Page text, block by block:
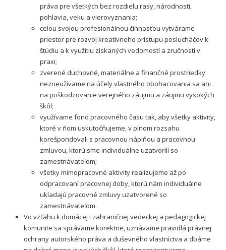
práva pre všetkých bez rozdielu rasy, národnosti,
pohlavia, veku a vierovyznania;
celou svojou profesionálnou činnosťou vytvárame
priestor pre rozvoj kreatívneho prístupu poslucháčov k
štúdiu a k využitiu získaných vedomostí a zručností v
praxi;
zverené duchovné, materiálne a finančné prostriedky
nezneužívame na účely vlastného obohacovania sa ani
na poškodzovanie verejného záujmu a záujmu vysokých
škôl;
využívame fond pracovného času tak, aby všetky aktivity,
ktoré v ňom uskutočňujeme, v plnom rozsahu
korešpondovali s pracovnou náplňou a pracovnou
zmluvou, ktorú sme individuálne uzatvorili so
zamestnávateľom;
všetky mimopracovné aktivity realizujeme až po
odpracovaní pracovnej doby, ktorú nám individuálne
ukladajú pracovné zmluvy uzatvorené so
zamestnávateľom.
Vo vzťahu k domácej i zahraničnej vedeckej a pedagogickej
komunite sa správame korektne, uznávame pravidlá právnej
ochrany autorského práva a duševného vlastníctva a dbáme